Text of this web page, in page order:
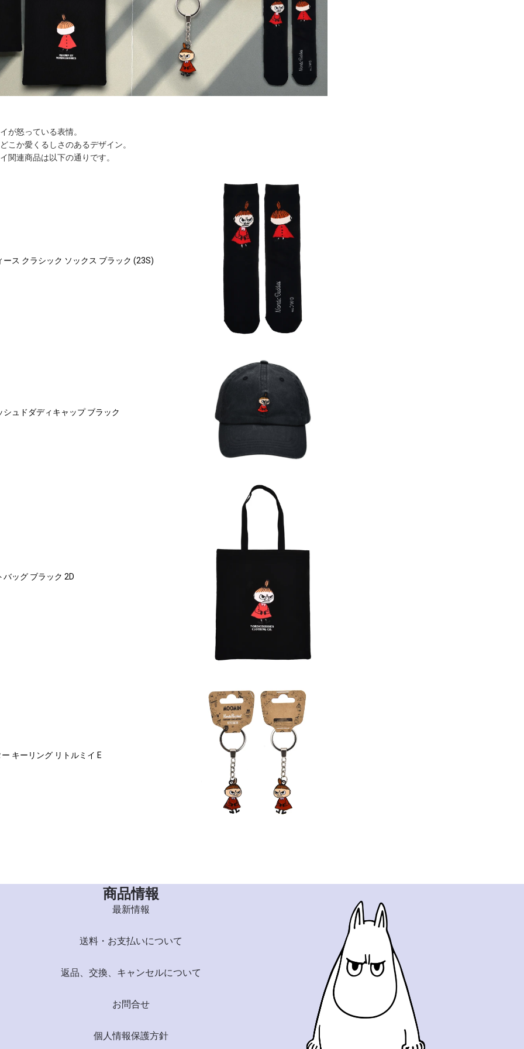
が怒っている表情。
こか愛くるしさのあるデザイン。
関連商品は以下の通りです。
ース クラシック ソックス ブラック (23S)
シュドダディキャップ ブラック
バッグ ブラック 2D
キーリング リトルミイ E
商品情報
最新情報
送料・お支払いについて
返品、交換、キャンセルについて
お問合せ
個人情報保護方針